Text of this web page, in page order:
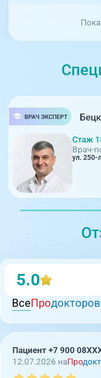
Стаж
Врач-
ул. 250-
5.0
ВсеПродокторов
Пациент +7 900
12.07.2026 наПро